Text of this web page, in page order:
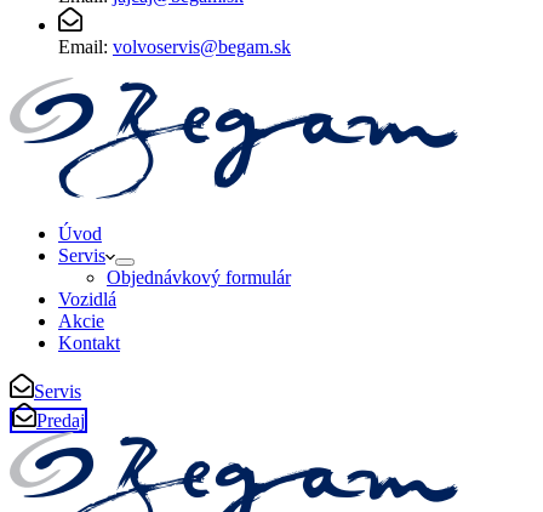
Email: volvoservis@begam.sk
Úvod
Servis
Objednávkový formulár
Vozidlá
Akcie
Kontakt
Servis
Predaj